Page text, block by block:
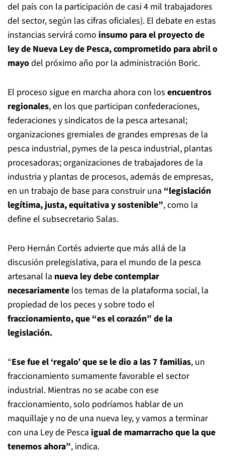
del país con la participación de casi 4 mil trabajadores
del sector, según las cifras oficiales). El debate en estas
instancias servirá como insumo para el proyecto de
ley de Nueva Ley de Pesca, comprometido para abril o
mayodel próximo año por la administración Boric.
El proceso sigue en marcha ahora con los encuentros
regionales, en los que participan confederaciones,
federaciones y sindicatos de la pesca artesanal;
organizaciones gremiales de grandes empresas de la
pesca industrial, pymes de la pesca industrial, plantas
procesadoras; organizaciones de trabajadores de la
industria y plantas de procesos, además de empresas,
en un trabajo de base para construir una “legislación
legítima, justa, equitativa y sostenible”, como la
define el subsecretario Salas.
Pero Hernán Cortés advierte que más allá de la
discusión prelegislativa, para el mundo de la pesca
artesanal la nueva ley debe contemplar
necesariamente los temas de la plataforma social, la
propiedad de los peces y sobre todo el
fraccionamiento, que “es el corazón” de la
legislación.
“Ese fue el ‘regalo’ que se le dio a las 7 familias, un
fraccionamiento sumamente favorable el sector
industrial. Mientras no se acabe con ese
fraccionamiento, solo podríamos hablar de un
maquillaje y no de una nueva ley, y vamos a terminar
con una Ley de Pesca igual de mamarracho que la que
tenemos ahora”, indica.